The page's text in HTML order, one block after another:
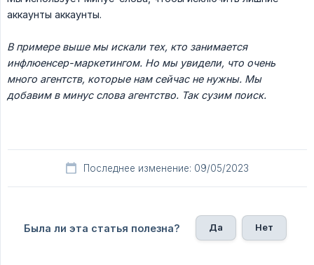
аккаунты аккаунты.
В примере выше мы искали тех, кто занимается
инфлюенсер-маркетингом. Но мы увидели, что очень
много агентств, которые нам сейчас не нужны. Мы
добавим в минус слова агентство. Так сузим поиск.
Последнее изменение: 09/05/2023
Была ли эта статья полезна? Да Нет